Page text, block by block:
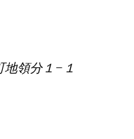
地領分１−１